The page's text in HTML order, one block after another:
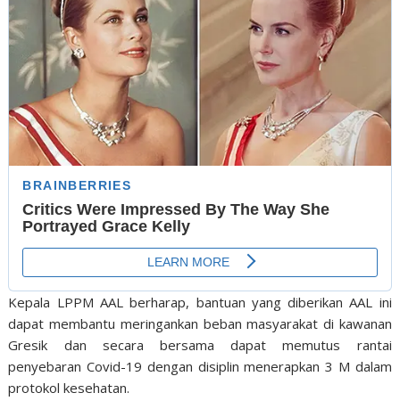
Kepala LPPM AAL berharap, bantuan yang diberikan AAL ini
dapat membantu meringankan beban masyarakat di kawanan
Gresik dan secara bersama dapat memutus rantai
penyebaran Covid-19 dengan disiplin menerapkan 3 M dalam
protokol kesehatan.